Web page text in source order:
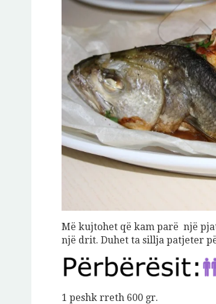
Më kujtohet që kam parë një
një drit. Duhet ta sillja patjeter
1 peshk rreth 600 gr.